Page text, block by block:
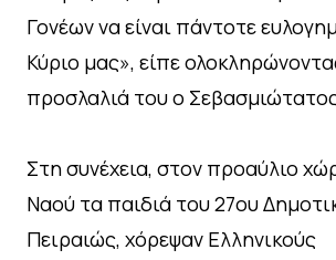
Γονέων να είναι πάντοτε
Κύριο μας», είπε
προσλαλιά του ο
Στη συνέχεια, στον προαύλιο
Ναού τα παιδιά του 27ου
Πειραιώς, χόρεψαν Ελληνικούς